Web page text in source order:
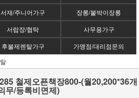
서재/주니어가구
장롱/붙박이장롱
서랍장/협탁
사무용가구
후불제렌탈가구
가맹점/대리점문의
철제오픈책장800-(월20,200*36개
무/등록비면제)